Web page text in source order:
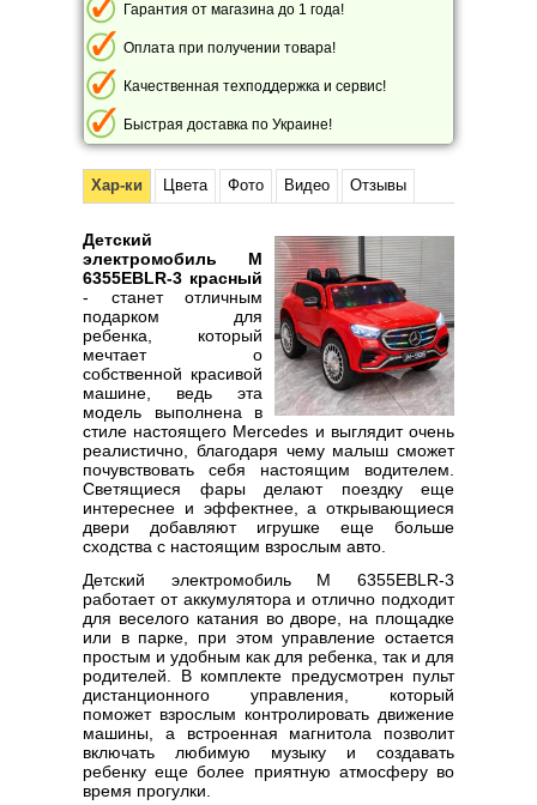
Гарантия от магазина до 1 года!
Оплата при получении товара!
Качественная техподдержка и сервис!
Быстрая доставка по Украине!
Хар-ки Цвета Фото Видео Отзывы
Детский
электромобиль M
6355EBLR-3 красный
- станет отличным
подарком для
ребенка, который
мечтает о
собственной красивой
машине, ведь эта
модель выполнена в
стиле настоящего Mercedes и выглядит очень
реалистично, благодаря чему малыш сможет
почувствовать себя настоящим водителем.
Светящиеся фары делают поездку еще
интереснее и эффектнее, а открывающиеся
двери добавляют игрушке еще больше
сходства с настоящим взрослым авто.
Детский электромобиль M 6355EBLR-3
работает от аккумулятора и отлично подходит
для веселого катания во дворе, на площадке
или в парке, при этом управление остается
простым и удобным как для ребенка, так и для
родителей. В комплекте предусмотрен пульт
дистанционного управления, который
поможет взрослым контролировать движение
машины, а встроенная магнитола позволит
включать любимую музыку и создавать
ребенку еще более приятную атмосферу во
время прогулки.